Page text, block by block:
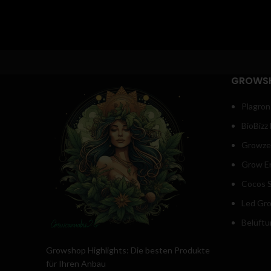
Greenhouse Seeds kreierte, feminisierte
Kreuzung aus Big Bud und Skunk ist nicht
nur äußerst ertragreich, sondern kann
auch durch ihren17-prozentigen THC-
Gehalt beeindrucken. Begleiten Sie das
geistig-euphorisierende High mit einer
Extraportion Entspannung dank des
intensiven Körper-Stoned und lassen Sie
sich von einem angenehmen Appetit-
Anstieg überraschen. Wieso nicht
gleichzeitig Ihren Körper bewegen und
Sorte kann auch in medizinischen
Bereichen bei chronischen Schmerzen,
Growshop Highlights: Die besten Produkte
für Ihren Anbau
Grow
Cocos
Led